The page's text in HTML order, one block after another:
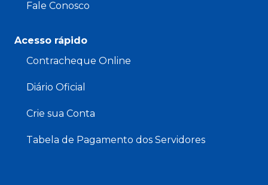
Fale Conosco
Acesso rápido
Contracheque Online
Diário Oficial
Crie sua Conta
Tabela de Pagamento dos Servidores